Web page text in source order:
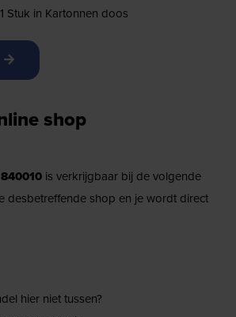
Stuk in Kartonnen doos
shop
840010 is verkrijgbaar bij de volgende
desbetreffende shop en je wordt direct
hier niet tussen?